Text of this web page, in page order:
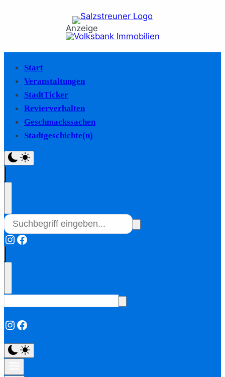
Anzeige
Start
Veranstaltungen
StadtTicker
Revierverhalten
Geschmackssachen
Stadtgeschichte(n)
Instagram
Facebook
Instagram
Facebook